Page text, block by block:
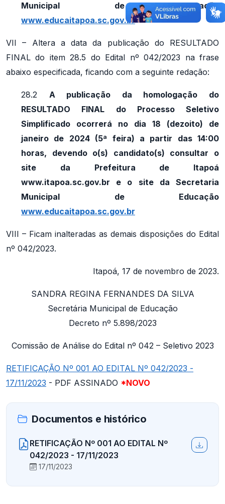
Municipal de Educação
www.educaitapoa.sc.gov.br
VII – Altera a data da publicação do RESULTADO
FINAL do item 28.5 do Edital nº 042/2023 na frase
abaixo especificada, ficando com a seguinte redação:
28.2 A publicação da homologação do
RESULTADO FINAL do Processo Seletivo
Simplificado ocorrerá no dia 18 (dezoito) de
janeiro de 2024 (5ª feira) a partir das 14:00
horas, devendo o(s) candidato(s) consultar o
site da Prefeitura de Itapoá
www.itapoa.sc.gov.br e o site da Secretaria
Municipal de Educação
www.educaitapoa.sc.gov.br
VIII – Ficam inalteradas as demais disposições do Edital
nº 042/2023.
Itapoá, 17 de novembro de 2023.
SANDRA REGINA FERNANDES DA SILVA
Secretária Municipal de Educação
Decreto nº 5.898/2023
Comissão de Análise do Edital nº 042 – Seletivo 2023
RETIFICAÇÃO Nº 001 AO EDITAL Nº 042/2023 -
17/11/2023 - PDF ASSINADO *NOVO
Documentos e histórico
RETIFICAÇÃO Nº 001 AO EDITAL Nº
042/2023 - 17/11/2023
17/11/2023